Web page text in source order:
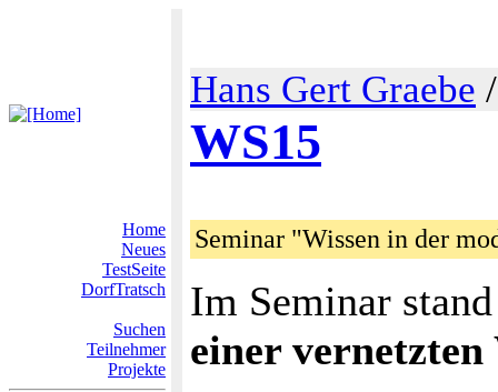
Hans Gert Graebe
WS15
Home
Neues
TestSeite
DorfTratsch
Suchen
Teilnehmer
Projekte
Seminar "Wissen in der
Im Seminar
einer vernetzten